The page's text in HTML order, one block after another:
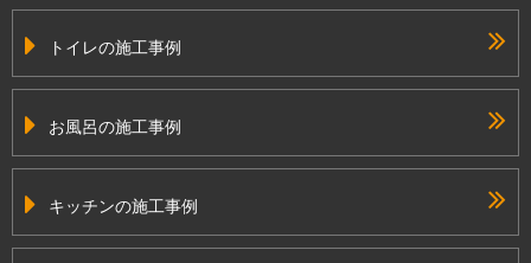
トイレの施工事例
お風呂の施工事例
キッチンの施工事例